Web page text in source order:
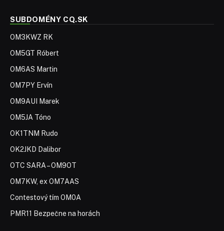
SUBDOMÉNY CQ.SK
OM3KWZ RK
OM5GT Róbert
OM6AS Martin
OM7PY Ervín
OM9AUI Marek
OM5JA Tóno
OK1TNM Rudo
OK2JKD Dalibor
OTC SARA – OM9OT
OM7KW, ex OM7AAS
Contestový tím OM0A
PMR11 Bezpečne na horách